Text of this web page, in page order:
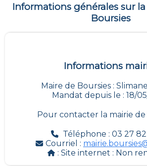
Informations générales sur
Boursies
Informations
Maire de Boursies :
Mandat depuis le : 18/
Pour contacter la mairie de
Téléphone : 03 27
Courriel :
: Site internet : Non